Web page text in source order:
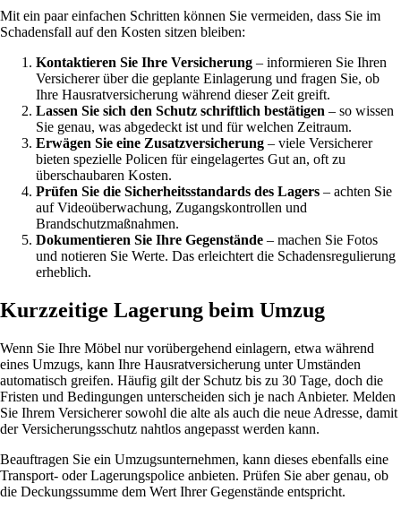
Mit ein paar einfachen Schritten können Sie vermeiden, dass Sie im
Schadensfall auf den Kosten sitzen bleiben:
Kontaktieren Sie Ihre Versicherung – informieren Sie Ihren
Versicherer über die geplante Einlagerung und fragen Sie, ob
Ihre Hausratversicherung während dieser Zeit greift.
Lassen Sie sich den Schutz schriftlich bestätigen – so wissen
Sie genau, was abgedeckt ist und für welchen Zeitraum.
Erwägen Sie eine Zusatzversicherung – viele Versicherer
bieten spezielle Policen für eingelagertes Gut an, oft zu
überschaubaren Kosten.
Prüfen Sie die Sicherheitsstandards des Lagers – achten Sie
auf Videoüberwachung, Zugangskontrollen und
Brandschutzmaßnahmen.
Dokumentieren Sie Ihre Gegenstände – machen Sie Fotos
und notieren Sie Werte. Das erleichtert die Schadensregulierung
erheblich.
Kurzzeitige Lagerung beim Umzug
Wenn Sie Ihre Möbel nur vorübergehend einlagern, etwa während
eines Umzugs, kann Ihre Hausratversicherung unter Umständen
automatisch greifen. Häufig gilt der Schutz bis zu 30 Tage, doch die
Fristen und Bedingungen unterscheiden sich je nach Anbieter. Melden
Sie Ihrem Versicherer sowohl die alte als auch die neue Adresse, damit
der Versicherungsschutz nahtlos angepasst werden kann.
Beauftragen Sie ein Umzugsunternehmen, kann dieses ebenfalls eine
Transport- oder Lagerungspolice anbieten. Prüfen Sie aber genau, ob
die Deckungssumme dem Wert Ihrer Gegenstände entspricht.